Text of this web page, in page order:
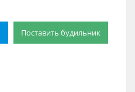
Поставить будильник